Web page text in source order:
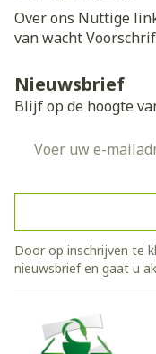
Over ons Nuttige
van wacht
Nieuwsbrief
Blijf op de hoogte
Door op inschrijven te
nieuwsbrief en gaat u